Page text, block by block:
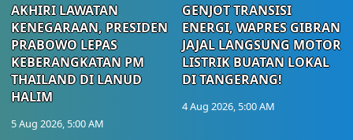
AKHIRI LAWATAN
KENEGARAAN, PRESIDEN
PRABOWO LEPAS
KEBERANGKATAN PM
THAILAND DI LANUD
HALIM
5 Aug 2026, 5:00 AM
GENJOT TRANSISI
ENERGI, WAPRES GIBRAN
JAJAL LANGSUNG MOTOR
LISTRIK BUATAN LOKAL
DI TANGERANG!
4 Aug 2026, 5:00 AM